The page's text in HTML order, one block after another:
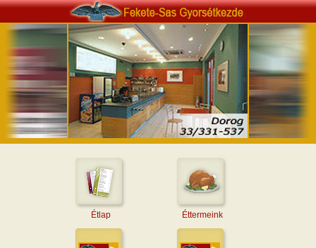
Étlap Éttermeink